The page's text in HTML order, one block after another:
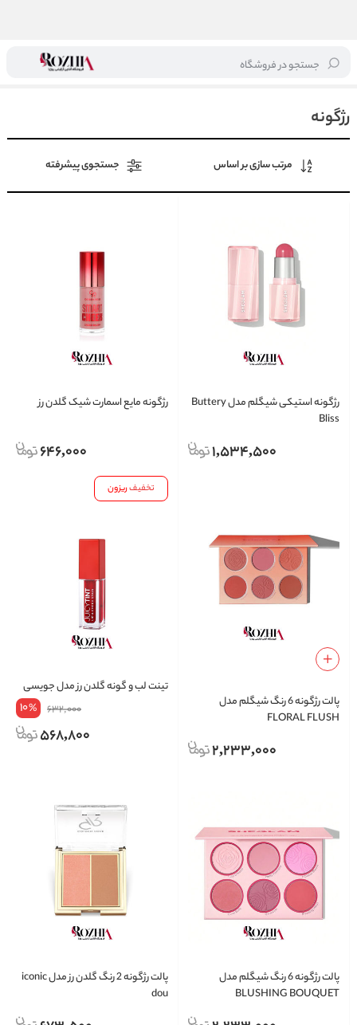
جستجو در فروشگاه خانه / آرایشی/ آرایش صورت
رژگونه
مرتب سازی بر اساس جستجوی پیشرفته
رژگونه استیکی شیگلم مدل Buttery
Bliss
1,534,500
رژگونه مایع اسمارت شیک گلدن رز
646,000
پالت رژگونه 6 رنگ شیگلم مدل
FLORAL FLUSH
2,233,000
تخفیفریزون
تینت لب و گونه گلدن رز مدل جویسی
632,000
10%
568,800
پالت رژگونه 6 رنگ شیگلم مدل
BLUSHING BOUQUET
پالت رژگونه 2 رنگ گلدن رز مدل iconic
dou